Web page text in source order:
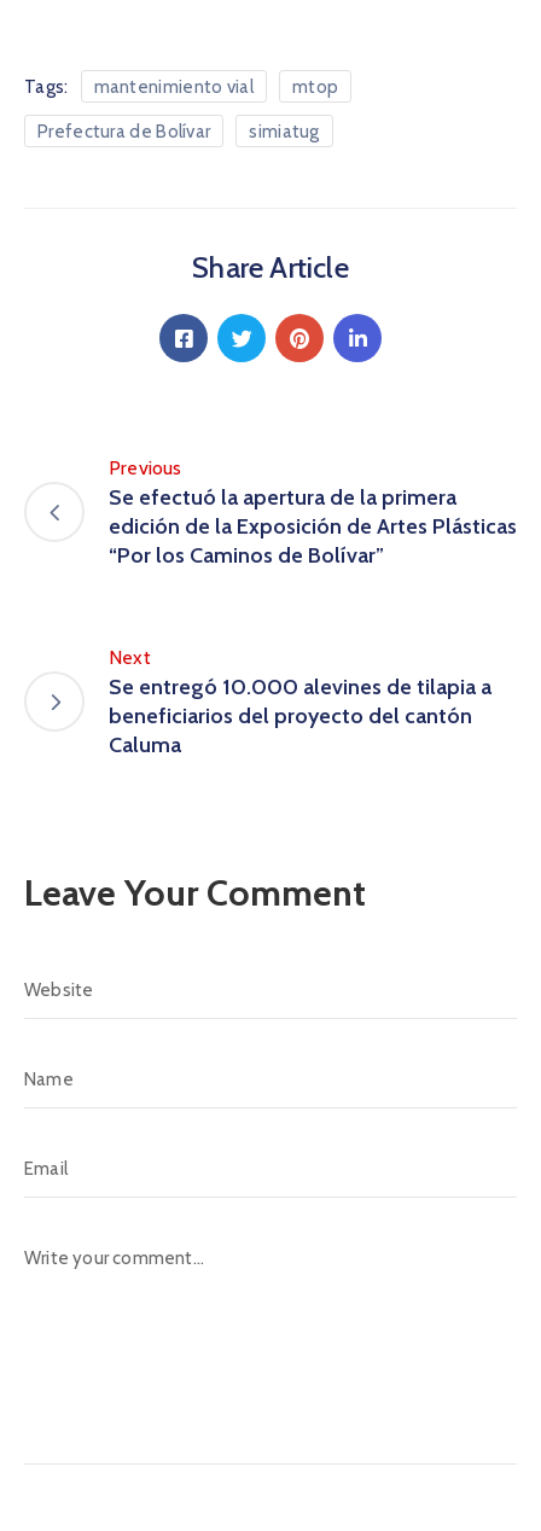
Tags: mantenimiento vial mtop
Prefectura de Bolívar simiatug
Share Article
Previous
Se efectuó la apertura de la primera
edición de la Exposición de Artes Plásticas
“Por los Caminos de Bolívar”
Next
Se entregó 10.000 alevines de tilapia a
beneficiarios del proyecto del cantón
Caluma
Leave Your Comment